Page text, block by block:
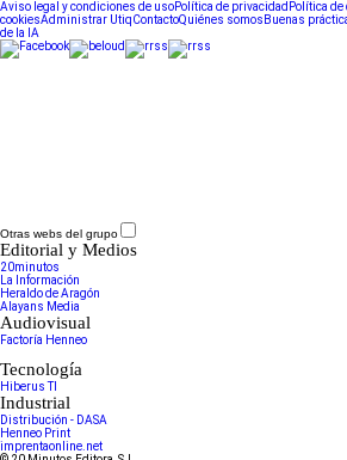
Aviso legal y condiciones de usoPolítica de privacidad Política de
cookiesAdministrar UtiqContactoQuiénes somos Buenas
de la IA
Otras webs del grupo
Editorial y Medios
20minutos
La Información
Heraldo de Aragón
Alayans Media
Audiovisual
Factoría Henneo
Tecnología
Hiberus TI
Industrial
Distribución - DASA
Henneo Print
imprentaonline.net